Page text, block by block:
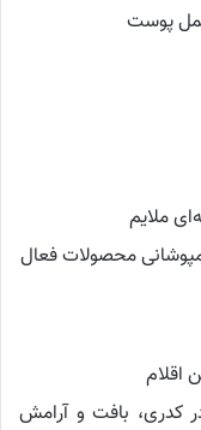
پوست
ملایم
محصولات فعال
اقلام
کدری، بافت و آرامش